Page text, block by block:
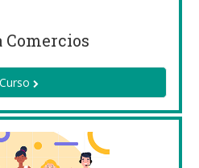
Comercios
Curso